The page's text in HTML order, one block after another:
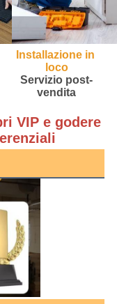
Installazione in
loco
Servizio post-
vendita
VIP e godere